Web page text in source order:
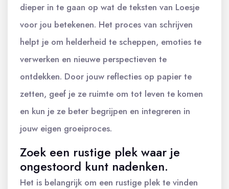
dieper in te gaan op wat de teksten van Loesje
voor jou betekenen. Het proces van schrijven
helpt je om helderheid te scheppen, emoties te
verwerken en nieuwe perspectieven te
ontdekken. Door jouw reflecties op papier te
zetten, geef je ze ruimte om tot leven te komen
en kun je ze beter begrijpen en integreren in
jouw eigen groeiproces.
Zoek een rustige plek waar je
ongestoord kunt nadenken.
Het is belangrijk om een rustige plek te vinden